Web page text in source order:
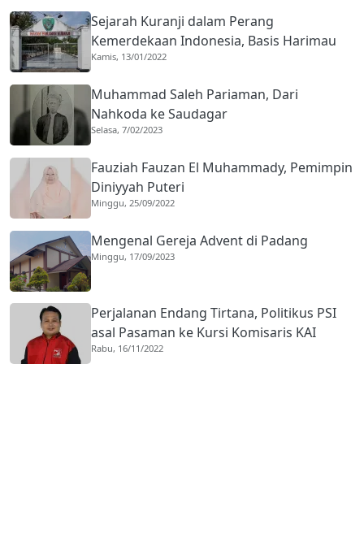
Sejarah Kuranji dalam Perang
Kemerdekaan Indonesia, Basis Harimau
Kuranji
Kamis, 13/01/2022
Muhammad Saleh Pariaman, Dari
Nahkoda ke Saudagar
Selasa, 7/02/2023
Fauziah Fauzan El Muhammady, Pemimpin
Diniyyah Puteri
Minggu, 25/09/2022
Mengenal Gereja Advent di Padang
Minggu, 17/09/2023
Perjalanan Endang Tirtana, Politikus PSI
asal Pasaman ke Kursi Komisaris KAI
Rabu, 16/11/2022